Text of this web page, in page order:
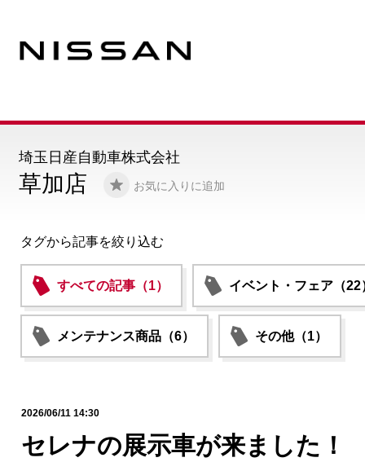
草加店 お気に入りに追加
埼玉日産自動車株式会社
タグから記事を絞り込む
すべての記事（1） イベント・フェア（22
メンテナンス商品（6） その他（1）
2026/06/11 14:30
セレナの展示車が来ました！